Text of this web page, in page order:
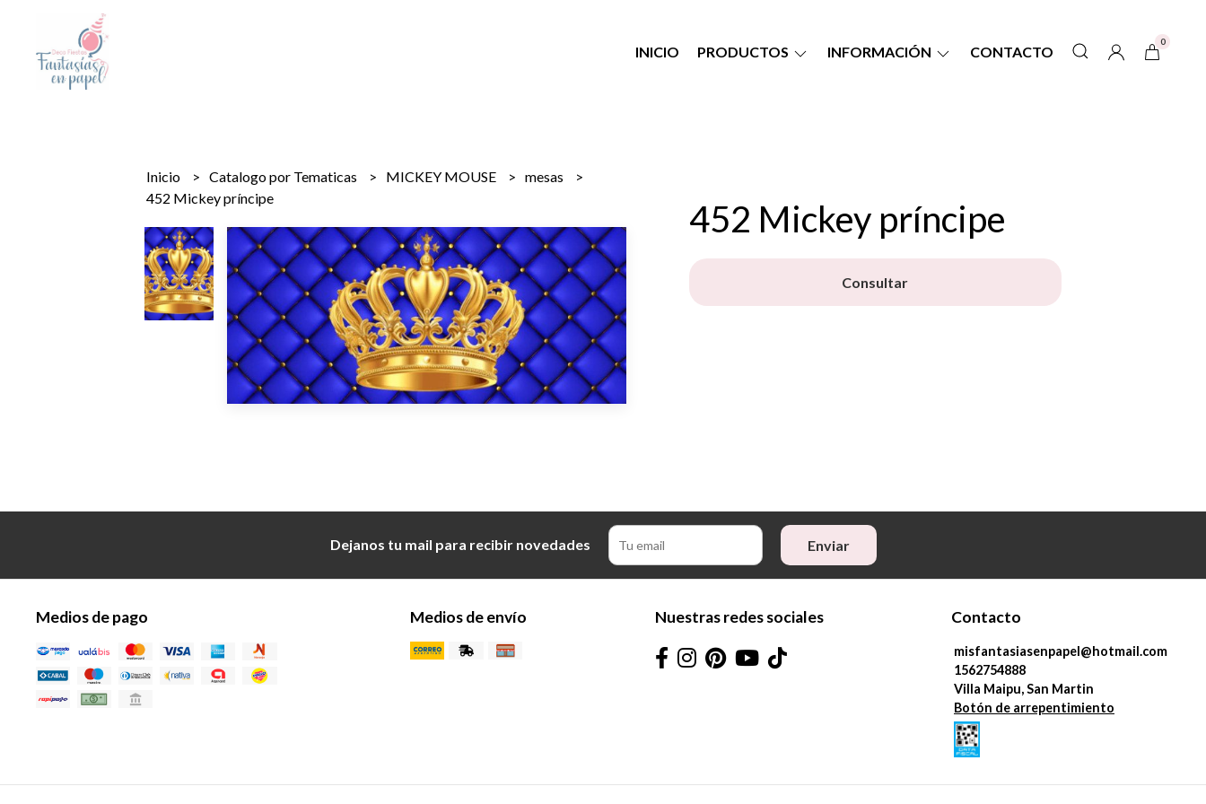
INICIO PRODUCTOS INFORMACIÓN CONTACTO
0
Inicio Catalogo por Tematicas MICKEY MOUSE
mesas
452 Mickey príncipe
452 Mickey príncipe
Consultar
Dejanos tu mail para recibir novedades Enviar
Medios de pago Medios de envío Nuestras redes sociales Contacto
misfantasiasenpapel@hotmail.com
1562754888
Villa Maipu, San Martin
Botón de arrepentimiento